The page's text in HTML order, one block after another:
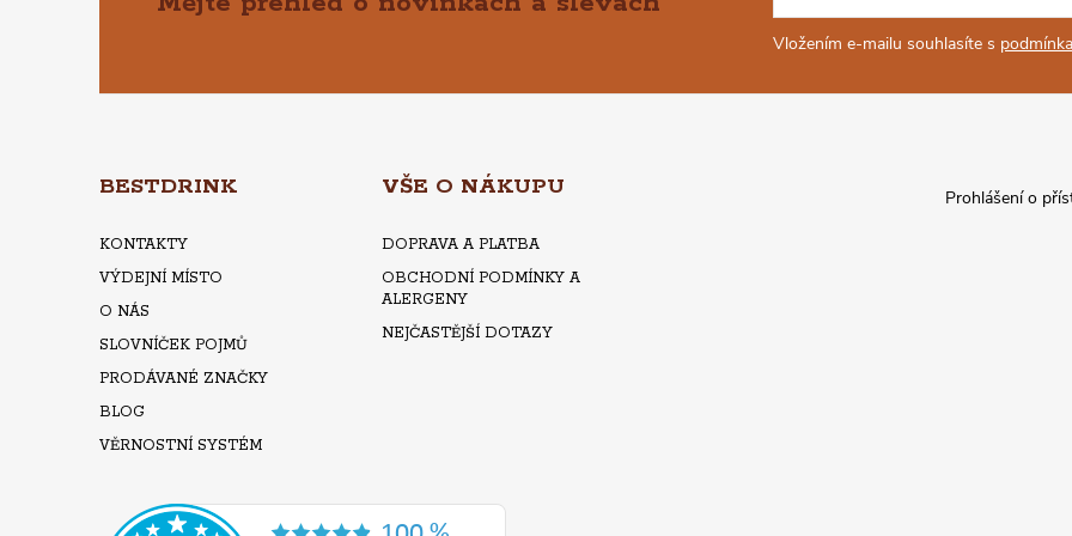
Vložením e-mailu souhlasíte s
BESTDRINK
KONTAKTY
VÝDEJNÍ MÍSTO
O NÁS
SLOVNÍČEK POJMŮ
PRODÁVANÉ ZNAČKY
BLOG
VĚRNOSTNÍ SYSTÉM
VŠE O NÁKUPU
DOPRAVA A PLATBA
OBCHODNÍ PODMÍNKY A
ALERGENY
NEJČASTĚJŠÍ DOTAZY
Prohlášení o